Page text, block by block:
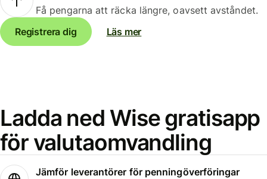
Få pengarna att räcka längre, oavsett avståndet.
Registrera dig
Läs mer
Ladda ned Wise gratisapp
för valutaomvandling
Jämför leverantörer för penningöverföringar